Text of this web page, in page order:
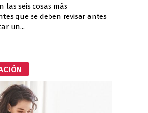
las seis cosas más
que se deben revisar antes
un...